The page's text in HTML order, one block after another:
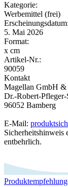
Kategorie:
Werbemittel (frei)
Erscheinungsdatum:
5. Mai 2026
Format:
x cm
Artikel-Nr.:
90059
Kontakt
Magellan GmbH
Dr.-Robert-Pfleger-
96052 Bamberg
E-Mail:
Sicherheitshinweis
entbehrlich.